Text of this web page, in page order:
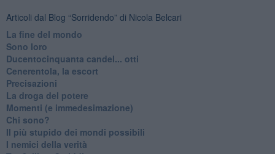
Articoli dal Blog “Sorridendo” di Nicola Belcari
La fine del mondo
Sono loro
Ducentocinquanta candel... otti
Cenerentola, la escort
Precisazioni
La droga del potere
Momenti (e immedesimazione)
Chi sono?
Il più stupido dei mondi possibili
I nemici della verità